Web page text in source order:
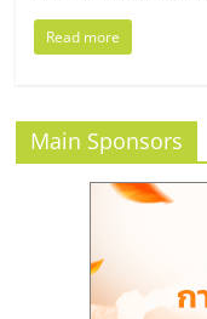
แฟ
ไชส์
Read more
Main Sponsors